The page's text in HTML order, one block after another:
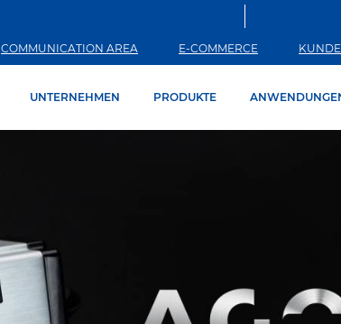
COMMUNICATION AREA E-COMMERCE
UNTERNEHMEN PRODUKTE